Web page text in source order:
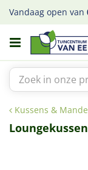
a
Kussens &
Vandaag open van